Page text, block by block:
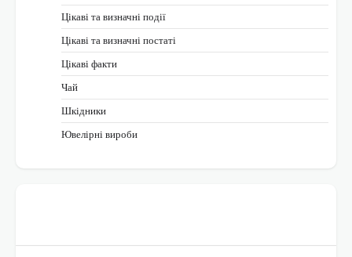
Цікаві та визначні події
Цікаві та визначні постаті
Цікаві факти
Чай
Шкідники
Ювелірні вироби